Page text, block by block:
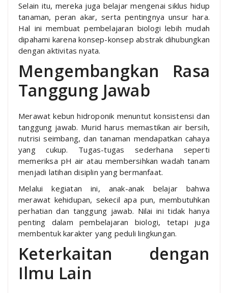
Selain itu, mereka juga belajar mengenai siklus hidup
tanaman, peran akar, serta pentingnya unsur hara.
Hal ini membuat pembelajaran biologi lebih mudah
dipahami karena konsep-konsep abstrak dihubungkan
dengan aktivitas nyata.
Mengembangkan Rasa
Tanggung Jawab
Merawat kebun hidroponik menuntut konsistensi dan
tanggung jawab. Murid harus memastikan air bersih,
nutrisi seimbang, dan tanaman mendapatkan cahaya
yang cukup. Tugas-tugas sederhana seperti
memeriksa pH air atau membersihkan wadah tanam
menjadi latihan disiplin yang bermanfaat.
Melalui kegiatan ini, anak-anak belajar bahwa
merawat kehidupan, sekecil apa pun, membutuhkan
perhatian dan tanggung jawab. Nilai ini tidak hanya
penting dalam pembelajaran biologi, tetapi juga
membentuk karakter yang peduli lingkungan.
Keterkaitan dengan
Ilmu Lain